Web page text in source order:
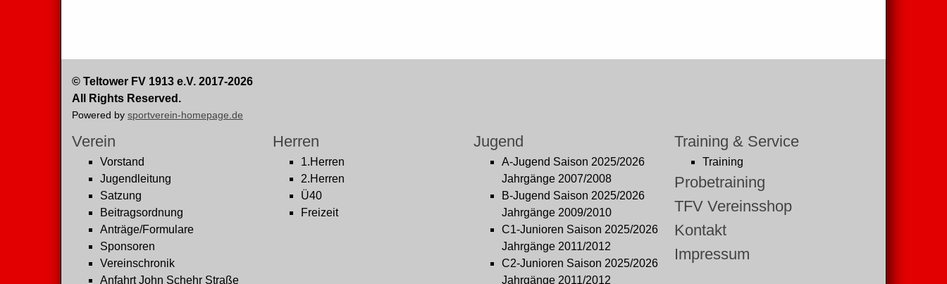
© Teltower FV 1913 e.V. 2017-2026
All Rights Reserved.
Powered by sportverein-homepage.de
Verein
Vorstand
Jugendleitung
Satzung
Beitragsordnung
Anträge/Formulare
Sponsoren
Vereinschronik
Anfahrt John Schehr Straße
Herren
1.Herren
2.Herren
Ü40
Freizeit
Jugend
A-Jugend Saison 2025/2026
Jahrgänge 2007/2008
B-Jugend Saison 2025/2026
Jahrgänge 2009/2010
C1-Junioren Saison 2025/2026
Jahrgänge 2011/2012
C2-Junioren Saison 2025/2026
Jahrgänge 2011/2012
Training & Service
Training
Probetraining
TFV Vereinsshop
Kontakt
Impressum